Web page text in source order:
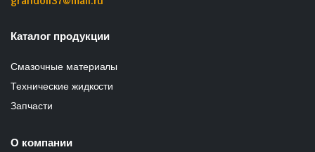
Каталог продукции
Смазочные материалы
Технические жидкости
Запчасти
О компании